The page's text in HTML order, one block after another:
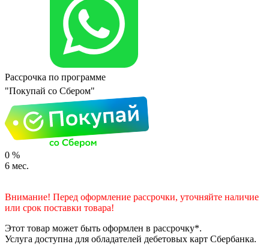
Рассрочка по программе
"Покупай со Сбером"
0 %
6 мес.
Внимание! Перед оформление рассрочки, уточняйте наличие
или срок поставки товара!
Этот товар может быть оформлен в рассрочку*.
Услуга доступна для обладателей дебетовых карт Сбербанка.